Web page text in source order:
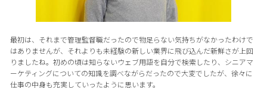
最初は、それまで管理監督職だったので物足らない気持ちがなかったわけで
はありませんが、それよりも未経験の新しい業界に飛び込んだ新鮮さが上回
りましたね。初めの頃は知らないウェブ用語を自分で検索したり、シニアマ
ーケティングについての知識を調べながらだったので大変でしたが、徐々に
仕事の中身も充実していったように思います。